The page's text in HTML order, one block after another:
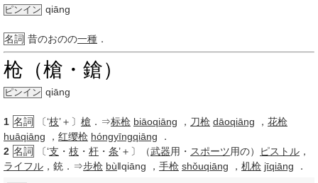
ピンイン qiāng
名詞 昔のおのの一種 ．
枪（槍・鎗）
ピンイン qiāng
1 名詞 〔‘枝’＋〕 槍 ．⇒标枪 biāoqiāng ， 刀枪 dāoqiāng ， 花枪
huāqiāng ， 红缨枪 hóngyīngqiāng ．
2 名詞 〔‘支 ・ 枝 ・ 杆 ・ 条’＋〕（武器用・ スポーツ用の） ピストル ，
ライフル ，銃．⇒步枪 bù‖qiāng ， 手枪 shǒuqiāng ， 机枪 jīqiāng ．